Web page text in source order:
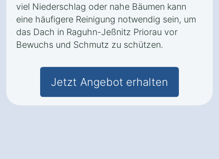
viel Niederschlag oder nahe Bäumen kann
eine häufigere Reinigung notwendig sein, um
das Dach in Raguhn-Jeßnitz Priorau vor
Bewuchs und Schmutz zu schützen.
Jetzt Angebot erhalten